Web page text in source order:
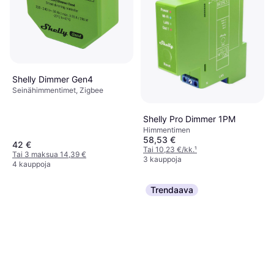
Shelly Dimmer Gen4
Seinähimmentimet, Zigbee
42 €
Tai 3 maksua 14,39 €
4 kauppoja
Shelly Pro Dimmer 1PM
Himmentimen
58,53 €
Tai 10,23 €/kk.¹
3 kauppoja
Trendaava